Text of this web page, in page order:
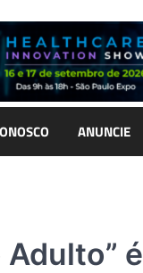
ANUNCIE
Adulto” é